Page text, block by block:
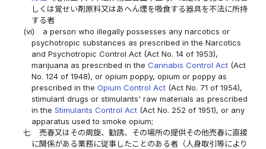
しくは覚せい剤原料又はあへん煙を吸食する器具を不法に所持
する者
(vi)
a person who illegally possesses any narcotics or
psychotropic substances as prescribed in the Narcotics
and Psychotropic Control Act (Act No. 14 of 1953),
marijuana as prescribed in the Cannabis Control Act(Act
No. 124 of 1948), or opium poppy, opium or poppy as
prescribed in the Opium Control Act (Act No. 71 of 1954),
stimulant drugs or stimulants' raw materials as prescribed
in the Stimulants Control Act(Act No. 252 of 1951), or any
apparatus used to smoke opium;
七
売春又はその周旋、勧誘、その場所の提供その他売春に直接
に関係がある業務に従事したことのある者（人身取引等により